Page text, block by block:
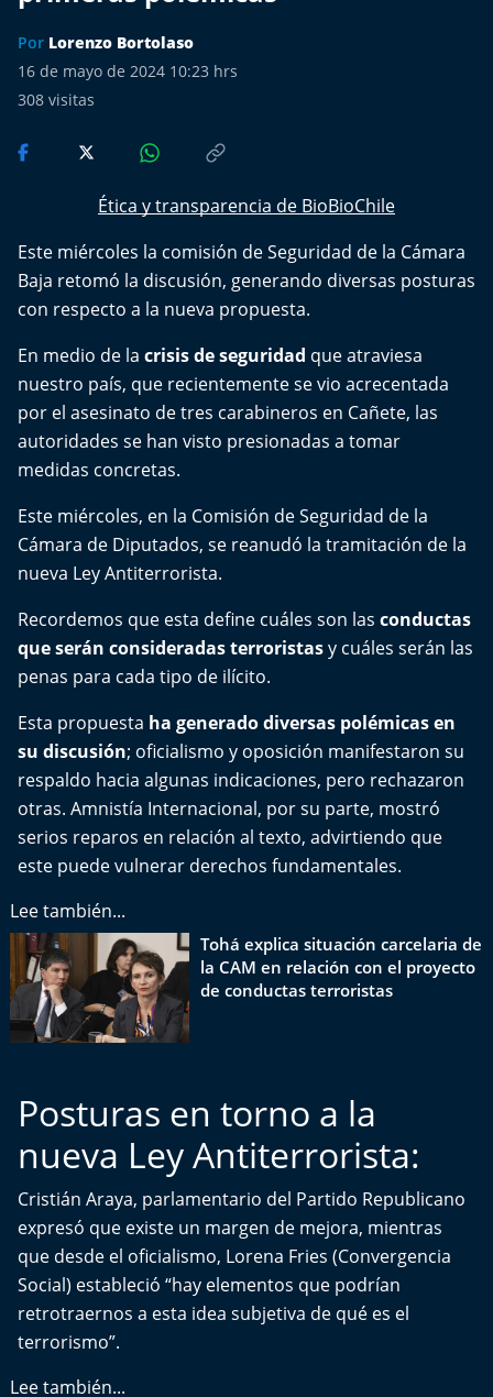
Más de Ti Podcast
Realizadores
Más de 100 Días
Efemérides
Cultura y Espectáculos
Deportes
Conexión Digital
La Ruta del Pulsar
Psicología Abierta
Impacto Tecnológico
Sesiones Dieciocheras
Conecta Vida
El Mejor País de Chile
Bío Bío en Ruta
Especiales
Chiche cuadra y su parrilla
Agenda Propia
Chile, Historia de 30 años
Por Lorenzo Bortolaso
16 de mayo de 2024 10:23 hrs
308 visitas
Ética y transparencia de BioBioChile
Este miércoles la comisión de Seguridad de la Cámara
Baja retomó la discusión, generando diversas posturas
con respecto a la nueva propuesta.
En medio de la crisis de seguridad que atraviesa
nuestro país, que recientemente se vio acrecentada
por el asesinato de tres carabineros en Cañete, las
autoridades se han visto presionadas a tomar
medidas concretas.
Este miércoles, en la Comisión de Seguridad de la
Cámara de Diputados, se reanudó la tramitación de la
nueva Ley Antiterrorista.
Recordemos que esta define cuáles son las conductas
que serán consideradas terroristasy cuáles serán las
penas para cada tipo de ilícito.
Esta propuesta ha generado diversas polémicas en
su discusión; oficialismo y oposición manifestaron su
respaldo hacia algunas indicaciones, pero rechazaron
otras. Amnistía Internacional, por su parte, mostró
serios reparos en relación al texto, advirtiendo que
este puede vulnerar derechos fundamentales.
Lee también...
Tohá explica situación carcelaria de
la CAM en relación con el proyecto
de conductas terroristas
Posturas en torno a la
nueva Ley Antiterrorista:
Cristián Araya, parlamentario del Partido Republicano
expresó que existe un margen de mejora, mientras
que desde el oficialismo, Lorena Fries (Convergencia
Social) estableció “hay elementos que podrían
retrotraernos a esta idea subjetiva de qué es el
terrorismo”.
Lee también...